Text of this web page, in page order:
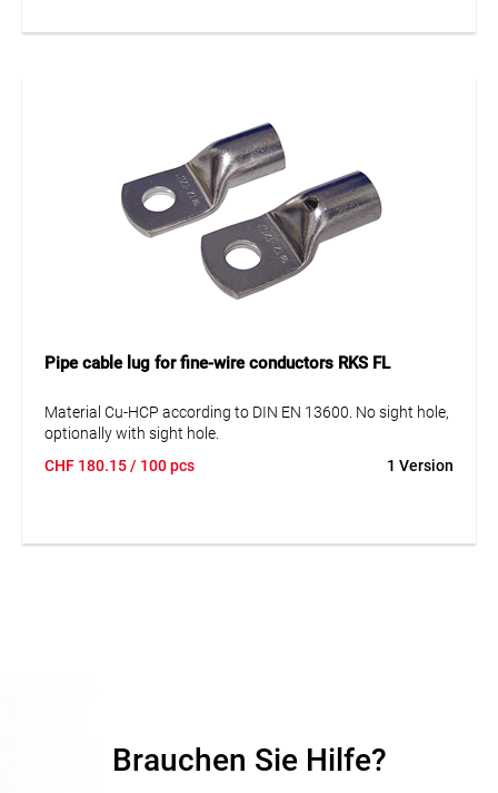
Pipe cable lug for fine-wire conductors RKS FL
Material Cu-HCP according to DIN EN 13600. No sight hole,
optionally with sight hole.
CHF 180.15/ 100 pcs 1 Version
Brauchen Sie Hilfe?